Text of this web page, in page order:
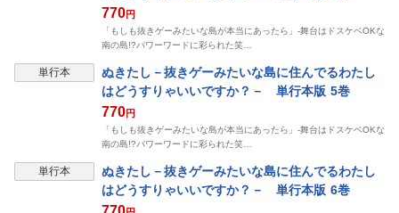
770円
「もしも抜きゲーみたいな島が本当にあったら」-舞台はドスケベOKな
南の島!?パワーワードに彩られた笑…
表示制限中
単行本
ぬきたし－抜きゲーみたいな島に住んでるわたし
はどうすりゃいいですか？－ 単行本版 5巻
770円
「もしも抜きゲーみたいな島が本当にあったら」-舞台はドスケベOKな
南の島!?パワーワードに彩られた笑…
表示制限中
単行本
ぬきたし－抜きゲーみたいな島に住んでるわたし
はどうすりゃいいですか？－ 単行本版 6巻